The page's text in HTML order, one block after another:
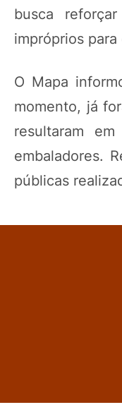
busca
impróprios para
O Mapa
momento, já
resultaram
embaladores.
públicas